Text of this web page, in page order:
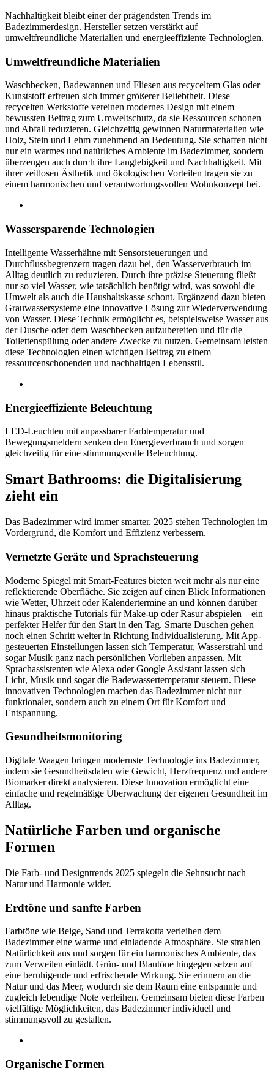
Nachhaltigkeit bleibt einer der prägendsten Trends im
Badezimmerdesign. Hersteller setzen verstärkt auf
umweltfreundliche Materialien und energieeffiziente Technologien.
Umweltfreundliche Materialien
Waschbecken, Badewannen und Fliesen aus recyceltem Glas oder
Kunststoff erfreuen sich immer größerer Beliebtheit. Diese
recycelten Werkstoffe vereinen modernes Design mit einem
bewussten Beitrag zum Umweltschutz, da sie Ressourcen schonen
und Abfall reduzieren. Gleichzeitig gewinnen Naturmaterialien wie
Holz, Stein und Lehm zunehmend an Bedeutung. Sie schaffen nicht
nur ein warmes und natürliches Ambiente im Badezimmer, sondern
überzeugen auch durch ihre Langlebigkeit und Nachhaltigkeit. Mit
ihrer zeitlosen Ästhetik und ökologischen Vorteilen tragen sie zu
einem harmonischen und verantwortungsvollen Wohnkonzept bei.
Wassersparende Technologien
Intelligente Wasserhähne mit Sensorsteuerungen und
Durchflussbegrenzern tragen dazu bei, den Wasserverbrauch im
Alltag deutlich zu reduzieren. Durch ihre präzise Steuerung fließt
nur so viel Wasser, wie tatsächlich benötigt wird, was sowohl die
Umwelt als auch die Haushaltskasse schont. Ergänzend dazu bieten
Grauwassersysteme eine innovative Lösung zur Wiederverwendung
von Wasser. Diese Technik ermöglicht es, beispielsweise Wasser aus
der Dusche oder dem Waschbecken aufzubereiten und für die
Toilettenspülung oder andere Zwecke zu nutzen. Gemeinsam leisten
diese Technologien einen wichtigen Beitrag zu einem
ressourcenschonenden und nachhaltigen Lebensstil.
Energieeffiziente Beleuchtung
LED-Leuchten mit anpassbarer Farbtemperatur und
Bewegungsmeldern senken den Energieverbrauch und sorgen
gleichzeitig für eine stimmungsvolle Beleuchtung.
Smart Bathrooms: die Digitalisierung
zieht ein
Das Badezimmer wird immer smarter. 2025 stehen Technologien im
Vordergrund, die Komfort und Effizienz verbessern.
Vernetzte Geräte und Sprachsteuerung
Moderne Spiegel mit Smart-Features bieten weit mehr als nur eine
reflektierende Oberfläche. Sie zeigen auf einen Blick Informationen
wie Wetter, Uhrzeit oder Kalendertermine an und können darüber
hinaus praktische Tutorials für Make-up oder Rasur abspielen – ein
perfekter Helfer für den Start in den Tag. Smarte Duschen gehen
noch einen Schritt weiter in Richtung Individualisierung. Mit App-
gesteuerten Einstellungen lassen sich Temperatur, Wasserstrahl und
sogar Musik ganz nach persönlichen Vorlieben anpassen. Mit
Sprachassistenten wie Alexa oder Google Assistant lassen sich
Licht, Musik und sogar die Badewassertemperatur steuern. Diese
innovativen Technologien machen das Badezimmer nicht nur
funktionaler, sondern auch zu einem Ort für Komfort und
Entspannung.
Gesundheitsmonitoring
Digitale Waagen bringen modernste Technologie ins Badezimmer,
indem sie Gesundheitsdaten wie Gewicht, Herzfrequenz und andere
Biomarker direkt analysieren. Diese Innovation ermöglicht eine
einfache und regelmäßige Überwachung der eigenen Gesundheit im
Alltag.
Natürliche Farben und organische
Formen
Die Farb- und Designtrends 2025 spiegeln die Sehnsucht nach
Natur und Harmonie wider.
Erdtöne und sanfte Farben
Farbtöne wie Beige, Sand und Terrakotta verleihen dem
Badezimmer eine warme und einladende Atmosphäre. Sie strahlen
Natürlichkeit aus und sorgen für ein harmonisches Ambiente, das
zum Verweilen einlädt. Grün- und Blautöne hingegen setzen auf
eine beruhigende und erfrischende Wirkung. Sie erinnern an die
Natur und das Meer, wodurch sie dem Raum eine entspannte und
zugleich lebendige Note verleihen. Gemeinsam bieten diese Farben
vielfältige Möglichkeiten, das Badezimmer individuell und
stimmungsvoll zu gestalten.
Organische Formen